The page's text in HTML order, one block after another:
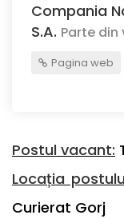
Compania
S.A. Parte
Pagina web
Postul vacant:
Locația
Curierat Gorj